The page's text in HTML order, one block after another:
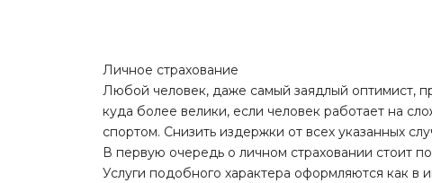
Личное страхование
Любой человек, даже самый заядлый оптимист,
куда более велики, если человек работает на
спортом. Снизить издержки от всех указанных
В первую очередь о личном страховании стоит
Услуги подобного характера оформляются как в